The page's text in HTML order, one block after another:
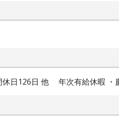
日126日 他 年次有給休暇 ・